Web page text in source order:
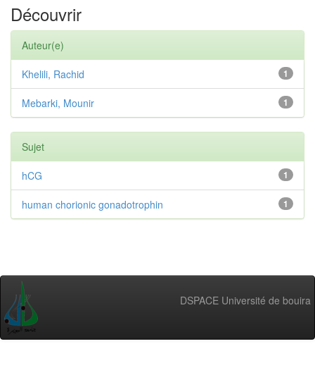
Découvrir
Auteur(e)
1
Khelili, Rachid
1
Mebarki, Mounir
Sujet
1
hCG
1
human chorionic gonadotrophin
DSPACE Université de bouira